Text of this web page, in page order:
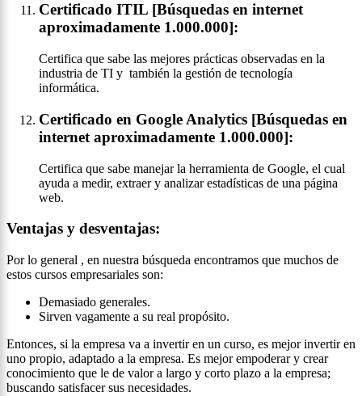
Certificado ITIL [Búsquedas en internet
aproximadamente 1.000.000]:
Certifica que sabe las mejores prácticas observadas en la
industria de TI y también la gestión de tecnología
informática.
Certificado en Google Analytics [Búsquedas en
internet aproximadamente 1.000.000]:
Certifica que sabe manejar la herramienta de Google, el cual
ayuda a medir, extraer y analizar estadísticas de una página
web.
Ventajas y desventajas:
Por lo general , en nuestra búsqueda encontramos que muchos de
estos cursos empresariales son:
Demasiado generales.
Sirven vagamente a su real propósito.
Entonces, si la empresa va a invertir en un curso, es mejor invertir en
uno propio, adaptado a la empresa. Es mejor empoderar y crear
conocimiento que le de valor a largo y corto plazo a la empresa;
buscando satisfacer sus necesidades.